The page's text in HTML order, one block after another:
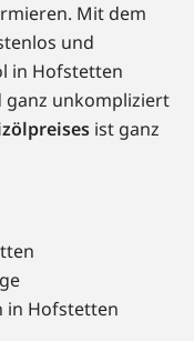
Mit dem
und
in Hofstetten
ganz unkompliziert
ist ganz
in Hofstetten